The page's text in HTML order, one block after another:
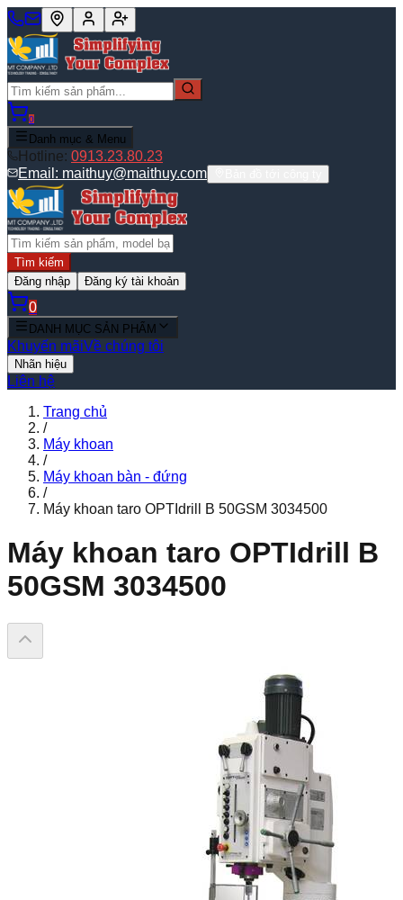
0
Danh mục & Menu
Hotline: 0913.23.80.23
Email: maithuy@maithuy.com
Tìm kiếm
Đăng nhập
Đăng ký tài khoản
0
DANH MỤC SẢN PHẨM
Khuyến mãiVề chúng tôi
Nhãn hiệu
Liên hệ
Trang chủ
/
Máy khoan
/
Máy khoan bàn - đứng
/
Máy khoan taro OPTIdrill B 50GSM 3034500
Máy khoan taro OPTIdrill B
50GSM 3034500